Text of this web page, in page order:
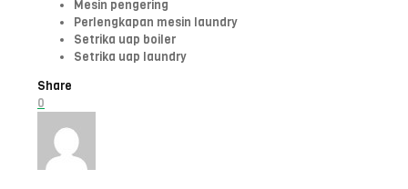
Mesin pengering
Perlengkapan mesin laundry
Setrika uap boiler
Setrika uap laundry
Share
0